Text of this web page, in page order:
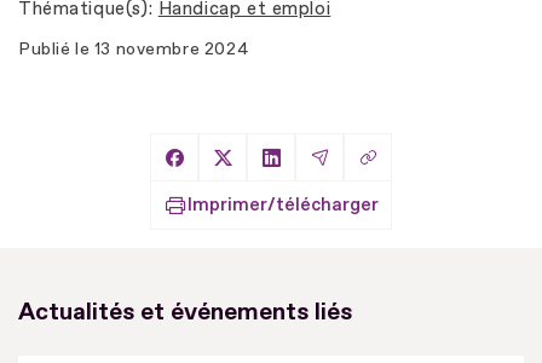
Thématique(s) Handicap et emploi
Publié le 13 novembre 2024
Partager sur Facebook
Partager sur X
Partager sur LinkedIn
Partager par Email
Copier le lien
Imprimer/télécharger
Actualités et événements liés